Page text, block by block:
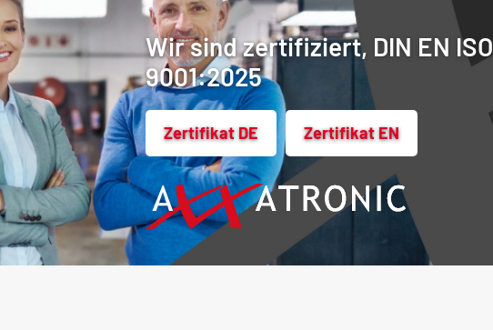
Wir sind zertifiziert, DIN EN ISO
9001:2025
Zertifikat DE Zertifikat EN